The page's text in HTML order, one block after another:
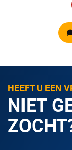
HEEFT U EEN
NIET